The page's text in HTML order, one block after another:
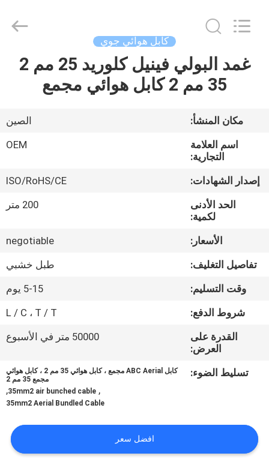
الصفحة
الرئيسية
منتجات
معلومات
عنا
المعمل
مراقبة
الجودة
اقتباس
Management
Services
Reserved.
كابل هوائي جوي
غمد البولي فينيل كلوريد 25 مم 2
35 مم 2 كابل هوائي مجمع
مكان المنشأ:
الصين
اسم العلامة
التجارية:
OEM
إصدار الشهادات:
ISO/RoHS/CE
الحد الأدنى
لكمية:
200 متر
الأسعار:
negotiable
تفاصيل التغليف:
طبل خشبي
وقت التسليم:
5-15 يوم
شروط الدفع:
L / C ، T / T
القدرة على
العرض:
50000 متر في الأسبوع
تسليط الضوء:
كابل ABC Aerial مجمع ، كابل هوائي 35 مم 2 ، كابل هوائي
مجمع 35 مم 2
,
35mm2 air bunched cable
,
35mm2 Aerial Bundled Cable
افضل سعر